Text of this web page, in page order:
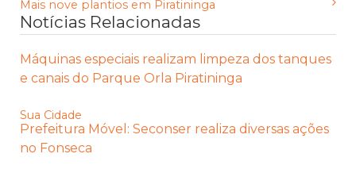
Mais nove plantios em Piratininga
Notícias Relacionadas
Máquinas especiais realizam limpeza dos tanques
e canais do Parque Orla Piratininga
Sua Cidade
Prefeitura Móvel: Seconser realiza diversas ações
no Fonseca